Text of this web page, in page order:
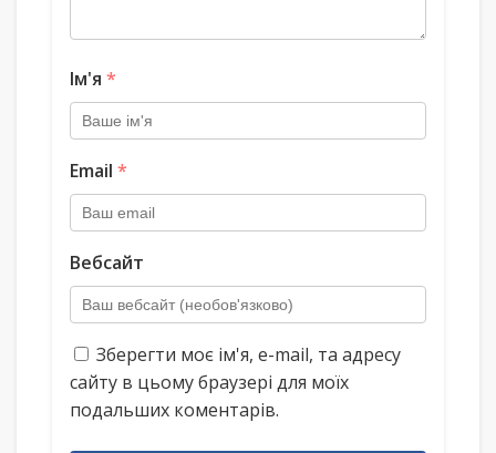
Ім'я *
Email *
Вебсайт
Зберегти моє ім'я, e-mail, та адресу
сайту в цьому браузері для моїх
подальших коментарів.